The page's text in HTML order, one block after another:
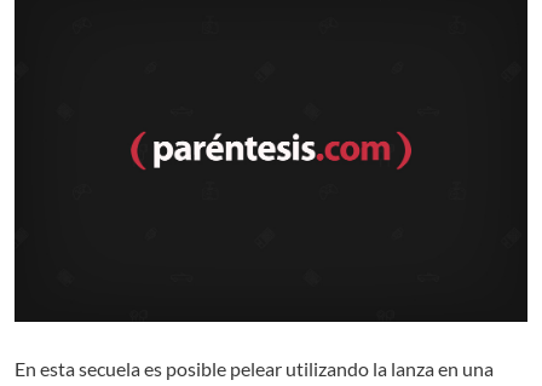
En esta secuela es posible pelear utilizando la lanza en una